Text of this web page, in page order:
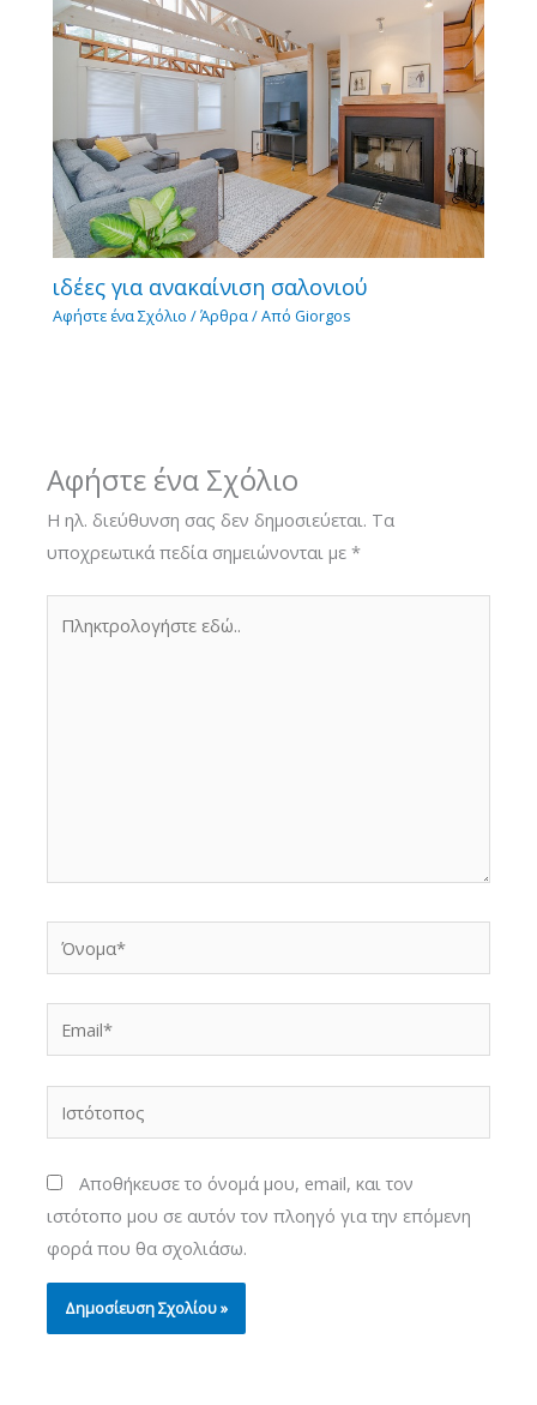
ιδέες για ανακαίνιση σαλονιού
Αφήστε ένα Σχόλιο /Άρθρα/ ΑπόGiorgos
Αφήστε ένα Σχόλιο
Η ηλ. διεύθυνση σας δεν δημοσιεύεται. Τα
υποχρεωτικά πεδία σημειώνονται με*
Ιστότοπος
Αποθήκευσε το όνομά μου, email, και τον
ιστότοπο μου σε αυτόν τον πλοηγό για την επόμενη
φορά που θα σχολιάσω.